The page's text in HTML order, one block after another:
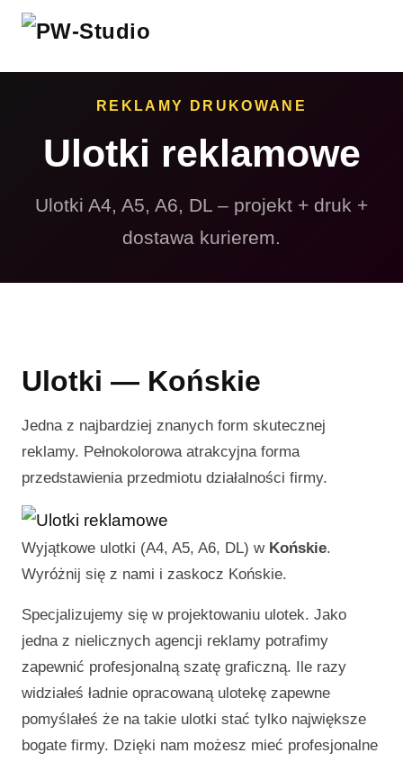
REKLAMY DRUKOWANE
Ulotki reklamowe
Ulotki A4, A5, A6, DL – projekt + druk +
dostawa kurierem.
Ulotki — Końskie
Jedna z najbardziej znanych form skutecznej
reklamy. Pełnokolorowa atrakcyjna forma
przedstawienia przedmiotu działalności firmy.
Wyjątkowe ulotki (A4, A5, A6, DL) w Końskie.
Wyróżnij się z nami i zaskocz Końskie.
Specjalizujemy się w projektowaniu ulotek. Jako
jedna z nielicznych agencji reklamy potrafimy
zapewnić profesjonalną szatę graficzną. Ile razy
widziałeś ładnie opracowaną ulotekę zapewne
pomyślałeś że na takie ulotki stać tylko największe
bogate firmy. Dzięki nam możesz mieć profesjonalne